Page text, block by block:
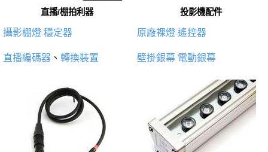
直播/棚拍利器
攝影棚燈 穩定器
直播編碼器 、 轉換裝置
投影機配件
原廠裸燈 遙控器
壁掛銀幕 電動銀幕